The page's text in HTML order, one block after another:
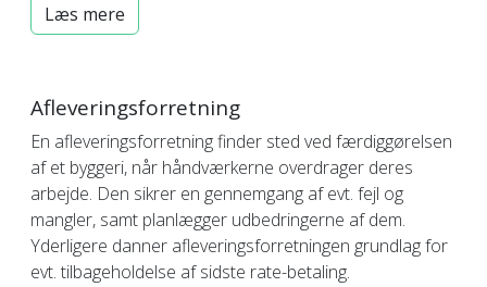
Læs mere
Afleveringsforretning
En afleveringsforretning finder sted ved færdiggørelsen
af et byggeri, når håndværkerne overdrager deres
arbejde. Den sikrer en gennemgang af evt. fejl og
mangler, samt planlægger udbedringerne af dem.
Yderligere danner afleveringsforretningen grundlag for
evt. tilbageholdelse af sidste rate-betaling.